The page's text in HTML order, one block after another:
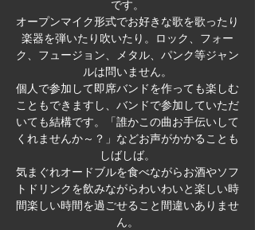
です。
オープンマイク形式でお好きな歌を歌ったり
楽器を弾いたり吹いたり。ロック、フォー
ク、フュージョン、メタル、パンク等ジャン
ルは問いません。
個人で参加して即席バンドを作っても楽しむ
こともできますし、バンドで参加していただ
いても結構です。「誰かこの曲お手伝いして
くれませんか～？」などお声がかかることも
しばしば。
気まぐれオードブルを食べながらお酒やソフ
トドリンクを飲みながらわいわいと楽しい時
間楽しい時間を過ごせること間違いありませ
ん。